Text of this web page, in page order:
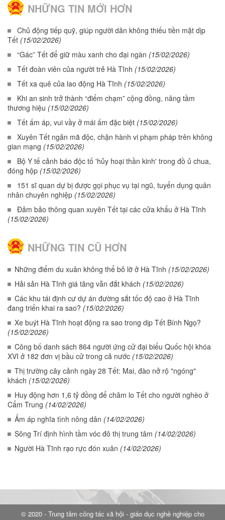
NHỮNG TIN MỚI HƠN
Chủ động tiếp quỹ, giúp người dân không thiếu tiền mặt dịp
Tết (15/02/2026)
“Gác” Tết để giữ màu xanh cho đại ngàn (15/02/2026)
Tết đoàn viên của người trẻ Hà Tĩnh (15/02/2026)
Tết xa quê của lao động Hà Tĩnh (15/02/2026)
Khi an sinh trở thành “điểm chạm” cộng đồng, nâng tầm
thương hiệu (15/02/2026)
Tết ấm áp, vui vầy ở mái ấm đặc biệt (15/02/2026)
Xuyên Tết ngăn mã độc, chặn hành vi phạm pháp trên không
gian mạng (15/02/2026)
Bộ Y tế cảnh báo độc tố 'hủy hoại thần kinh' trong đồ ủ chua,
đóng hộp (15/02/2026)
151 sĩ quan dự bị được gọi phục vụ tại ngũ, tuyển dụng quân
nhân chuyên nghiệp (15/02/2026)
Đảm bảo thông quan xuyên Tết tại các cửa khẩu ở Hà Tĩnh
(15/02/2026)
NHỮNG TIN CŨ HƠN
Những điểm du xuân không thể bỏ lỡ ở Hà Tĩnh (15/02/2026)
Hải sản Hà Tĩnh giá tăng vẫn đắt khách (15/02/2026)
Các khu tái định cư dự án đường sắt tốc độ cao ở Hà Tĩnh
đang triển khai ra sao? (15/02/2026)
Xe buýt Hà Tĩnh hoạt động ra sao trong dịp Tết Bính Ngọ?
(15/02/2026)
Công bố danh sách 864 người ứng cử đại biểu Quốc hội khóa
XVI ở 182 đơn vị bầu cử trong cả nước (15/02/2026)
Thị trường cây cảnh ngày 28 Tết: Mai, đào nở rộ "ngóng"
khách (15/02/2026)
Huy động hơn 1,6 tỷ đồng để chăm lo Tết cho người nghèo ở
Cẩm Trung (14/02/2026)
Ấm áp nghĩa tình nông dân (14/02/2026)
Sông Trí định hình tầm vóc đô thị trung tâm (14/02/2026)
Người Hà Tĩnh rạo rực đón xuân (14/02/2026)
© 2020 - Trung tâm công tác xã hội - giáo dục nghề nghiệp cho